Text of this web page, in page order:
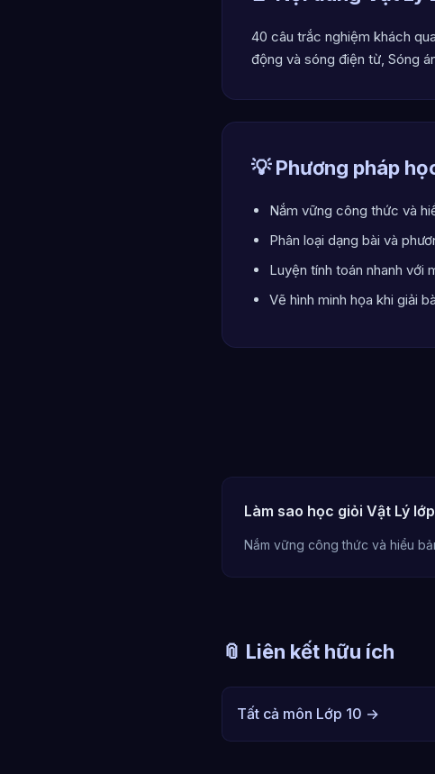
40 câu trắc nghiệm khách
động và sóng điện từ, Sóng
💡 Phương pháp
Nắm vững công thức và
Phân loại dạng bài và
Luyện tính toán nhanh với
Vẽ hình minh họa khi giải
Làm sao học giỏi Vật Lý
Nắm vững công thức và hiểu
📎 Liên kết hữu ích
Tất cả môn Lớp 10 →